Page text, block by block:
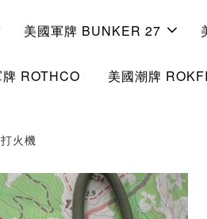
美國軍牌 BUNKER 27
ROTHCO 美國潮牌
火機